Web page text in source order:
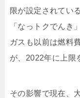
限が設定されてい
「なっトクでんき
ガスも以前は燃料
が、2022年に上限
その影響で現在、